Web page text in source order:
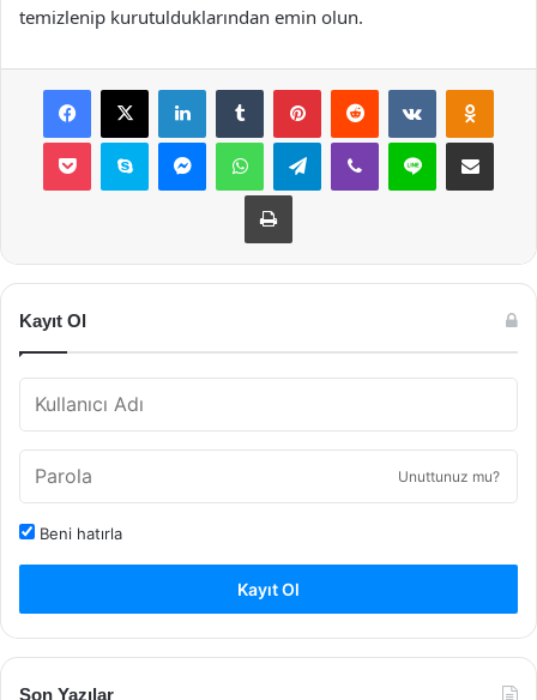
temizlenip kurutulduklarından emin olun.
Facebook
X LinkedInTumblr PinterestReddit VKontakte
Pocket Skype MessengerWhatsAppTelegramViber Line E-Posta ile
Yazdır
Kayıt Ol
Unuttunuz mu?
Beni hatırla
Kayıt Ol
Son Yazılar